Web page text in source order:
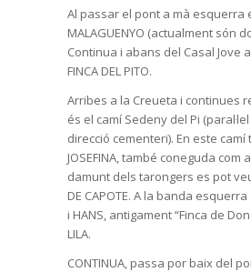
Al passar el pont a mà esquerra
MALAGUENYO (actualment són
Continua i abans del Casal Jove
FINCA DEL PITO.
Arribes a la Creueta i continues
és el camí Sedeny del Pi
direcció cementeri). En este camí
JOSEFINA, també coneguda com
damunt dels tarongers es pot
DE CAPOTE. A la banda
i HANS, antigament “Finca de Don
LILA.
CONTINUA, passa por baix del